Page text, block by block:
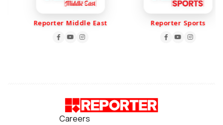
Reporter Middle East Reporter Sports
Careers